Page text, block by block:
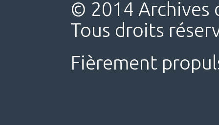
© 2014 Archives
Tous droits
Fièrement